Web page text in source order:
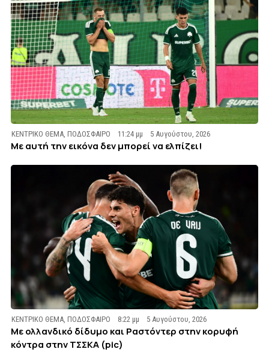
ΚΕΝΤΡΙΚΟ ΘΕΜΑ,ΠΟΔΟΣΦΑΙΡΟ 11:24 μμ 5 Αυγούστου, 2026
Με αυτή την εικόνα δεν μπορεί να ελπίζει!
ΚΕΝΤΡΙΚΟ ΘΕΜΑ,ΠΟΔΟΣΦΑΙΡΟ 8:22 μμ 5 Αυγούστου, 2026
Με ολλανδικό δίδυμο και Ραστόντερ στην κορυφή
κόντρα στην ΤΣΣΚΑ (pic)